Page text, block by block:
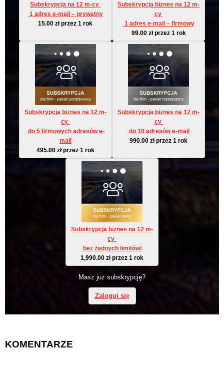
Subskrypcja na 12 m-cy
1 adres e-mail – prywatny
15.00zł przez 1 rok
Subskrypcja biznes na 12 m-
cy
1 adres e-mail – firmowy
99.00 zł przez 1 rok
Subskrypcja biznes na 12 m-
cy
mail
495.00 zł przez 1 rok
Subskrypcja biznes na 12 m-
cy
do 10 adresów e-mail
990.00zł przez 1 rok
Subskrypcja biznes na 12 m-
cy
bez żadnych limitów!
1,990.00 zł przez 1 rok
Masz już subskrypcję?
Zaloguj się
KOMENTARZE